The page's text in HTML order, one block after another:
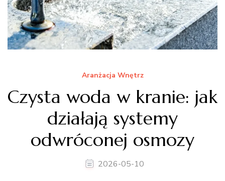
Aranżacja Wnętrz
Czysta woda w kranie: jak
działają systemy
odwróconej osmozy
2026-05-10